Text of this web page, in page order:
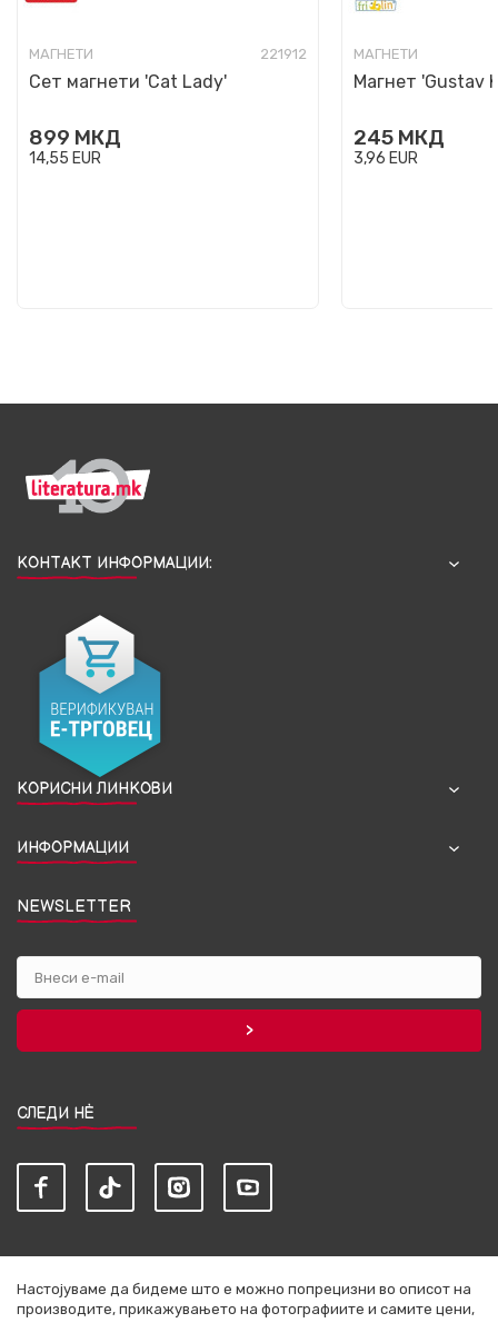
МАГНЕТИ 221912
Сет магнети 'Cat Lady'
899 МКД
14,55 EUR
МАГНЕТИ
Магнет 'Gustav
245 МКД
3,96 EUR
КОНТАКТ ИНФОРМАЦИИ:
КОРИСНИ ЛИНКОВИ
ИНФОРМАЦИИ
NEWSLETTER
СЛЕДИ НЀ
Настојуваме да бидеме што е можно попрецизни во описот на
производите, прикажувањето на фотографиите и самите цени,